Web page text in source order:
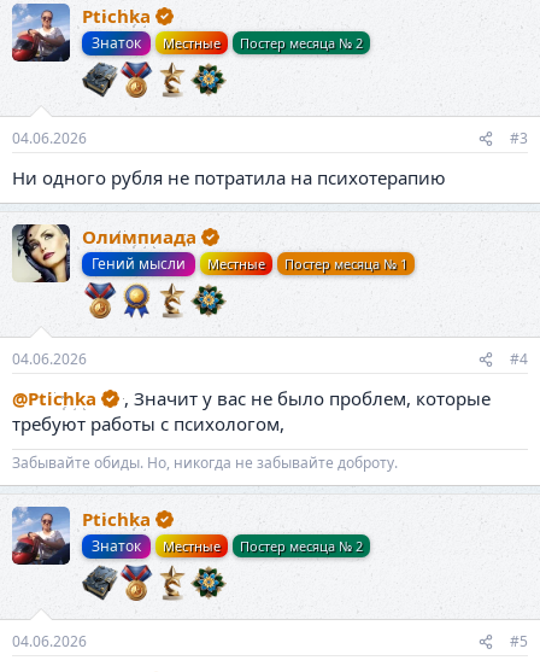
Ptichka
Знаток Местные Постер месяца № 2
04.06.2026 #3
Ни одного рубля не потратила на психотерапию
Олимпиада
Гений мысли Местные Постер месяца № 1
04.06.2026 #4
@Ptichka
, Значит у вас не было проблем, которые
требуют работы с психологом,
Забывайте обиды. Но, никогда не забывайте доброту.
Ptichka
Знаток Местные Постер месяца № 2
04.06.2026 #5